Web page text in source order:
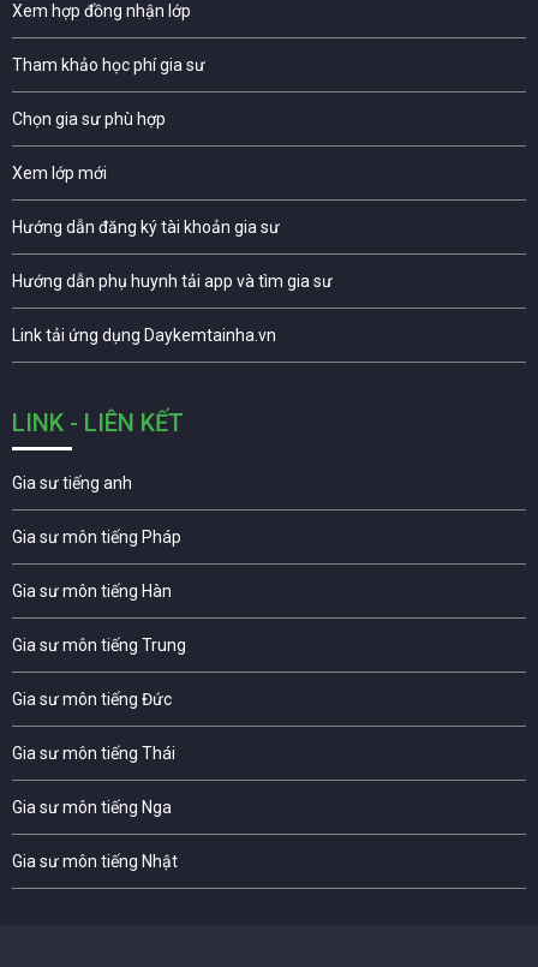
Xem hợp đồng nhận lớp
Tham khảo học phí gia sư
Chọn gia sư phù hợp
Xem lớp mới
Hướng dẫn đăng ký tài khoản gia sư
Hướng dẫn phụ huynh tải app và tìm gia sư
Link tải ứng dụng Daykemtainha.vn
LINK - LIÊN KẾT
Gia sư tiếng anh
Gia sư môn tiếng Pháp
Gia sư môn tiếng Hàn
Gia sư môn tiếng Trung
Gia sư môn tiếng Đức
Gia sư môn tiếng Thái
Gia sư môn tiếng Nga
Gia sư môn tiếng Nhật